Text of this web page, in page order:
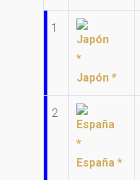
1
Japón *
2
España *